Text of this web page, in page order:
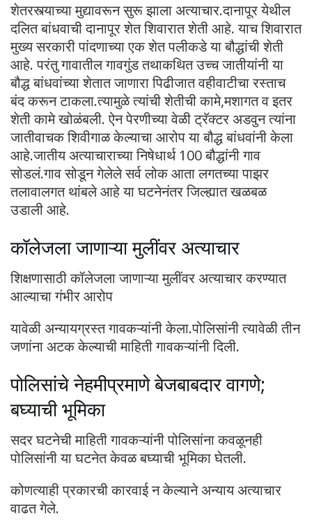
शेतरस्त्याच्या मुद्यावरून सुरू झाला अत्याचार.दानापूर येथील
दलित बांधवाची दानापूर शेत शिवारात शेती आहे. याच शिवारात
मुख्य सरकारी पांदणाच्या एक शेत पलीकडे या बौद्धांची शेती
आहे. परंतु गावातील गावगुंड तथाकथित उच्च जातीयांनी या
बौद्ध बांधवांच्या शेतात जाणारा पिढीजात वहीवाटीचा रस्ताच
बंद करून टाकला.त्यामुळे त्यांची शेतीची कामे,मशागत व इतर
शेती कामे खोळंबली. ऐन पेरणीच्या वेळी ट्रॅक्टर अडवुन त्यांना
जातीवाचक शिवीगाळ केल्याचा आरोप या बौद्ध बांधवांनी केला
आहे.जातीय अत्याचाराच्या निषेधार्थ 100 बौद्धांनी गाव
सोडलं.गाव सोडून गेलेले सर्व लोक आता लगतच्या पाझर
तलावालगत थांबले आहे या घटनेनंतर जिल्ह्यात खळबळ
उडाली आहे.
कॉलेजला जाणाऱ्या मुलींवर अत्याचार
शिक्षणासाठी कॉलेजला जाणाऱ्या मुलींवर अत्याचार करण्यात
आल्याचा गंभीर आरोप
यावेळी अन्यायग्रस्त गावकऱ्यांनी केला.पोलिसांनी त्यावेळी तीन
जणांना अटक केल्याची माहिती गावकऱ्यांनी दिली.
पोलिसांचे नेहमीप्रमाणे बेजबाबदार वागणे;
बघ्याची भूमिका
सदर घटनेची माहिती गावकऱ्यांनी पोलिसांना कवळूनही
पोलिसांनी या घटनेत केवळ बघ्याची भूमिका घेतली.
कोणत्याही प्रकारची कारवाई न केल्याने अन्याय अत्याचार
वाढत गेले.